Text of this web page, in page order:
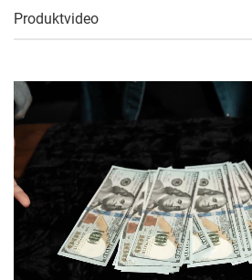
Produktvideo